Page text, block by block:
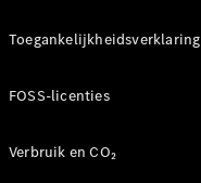
Toegankelijkheidsverklaring
FOSS-licenties
Verbruik en CO₂